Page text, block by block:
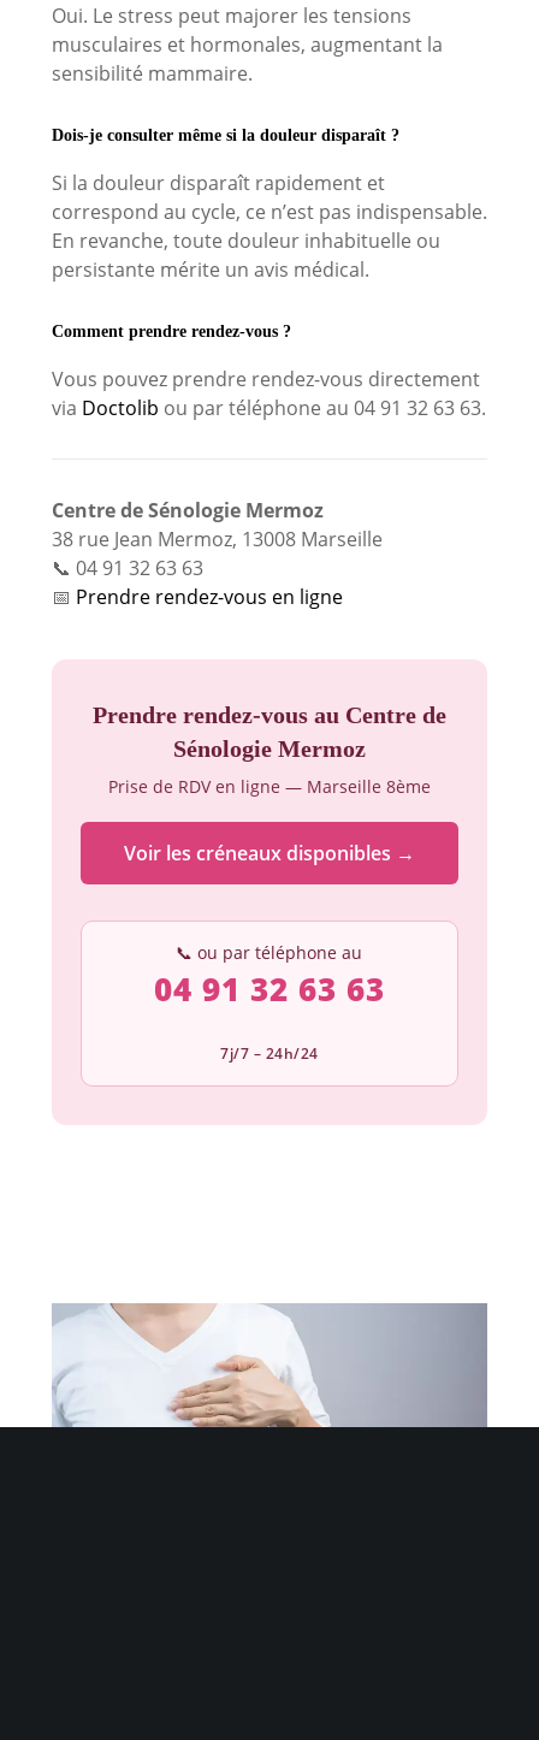
Oui. Le stress peut majorer les tensions
musculaires et hormonales, augmentant la
sensibilité mammaire.
Dois-je consulter même si la douleur disparaît ?
Si la douleur disparaît rapidement et
correspond au cycle, ce n’est pas indispensable.
En revanche, toute douleur inhabituelle ou
persistante mérite un avis médical.
Comment prendre rendez-vous ?
Vous pouvez prendre rendez-vous directement
via Doctolib ou par téléphone au 04 91 32 63 63.
Centre de Sénologie Mermoz
38 rue Jean Mermoz, 13008 Marseille
📞 04 91 32 63 63
📅 Prendre rendez-vous en ligne
Prendre rendez-vous au Centre de
Sénologie Mermoz
Prise de RDV en ligne — Marseille 8ème
Voir les créneaux disponibles →
📞 ou par téléphone au
04 91 32 63 63
7j/7 – 24h/24